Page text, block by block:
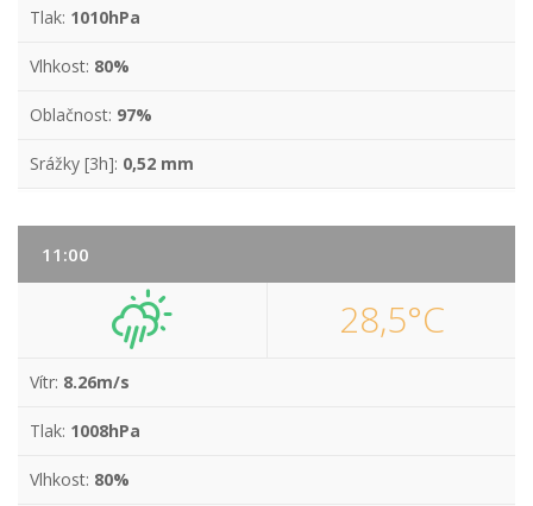
Tlak: 1010hPa
Vlhkost: 80%
Oblačnost: 97%
Srážky [3h]: 0,52 mm
11:00
28,5°C
Vítr: 8.26m/s
Tlak: 1008hPa
Vlhkost: 80%